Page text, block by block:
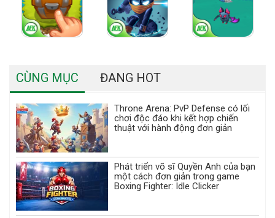
CÙNG MỤC ĐANG HOT
Throne Arena: PvP Defense có lối
chơi độc đáo khi kết hợp chiến
thuật với hành động đơn giản
Phát triển võ sĩ Quyền Anh của bạn
một cách đơn giản trong game
Boxing Fighter: Idle Clicker